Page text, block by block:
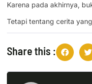
Karena pada akhirnya,
Tetapi tentang cerita
Share this :